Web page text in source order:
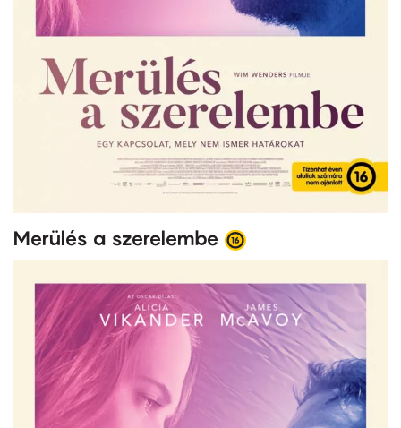
Merülés a szerelembe